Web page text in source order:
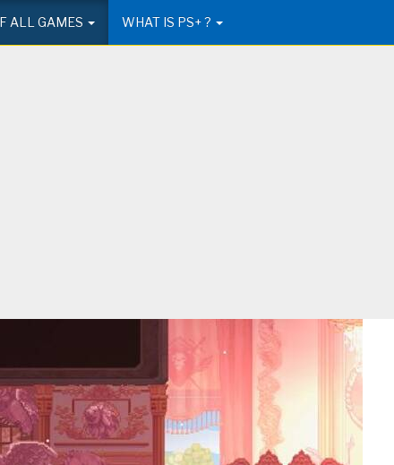
ALL GAMES WHAT IS PS+ ?